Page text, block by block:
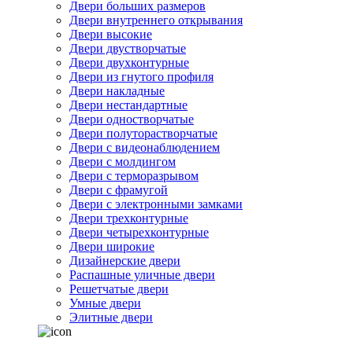
Двери больших размеров
Двери внутреннего открывания
Двери высокие
Двери двустворчатые
Двери двухконтурные
Двери из гнутого профиля
Двери накладные
Двери нестандартные
Двери одностворчатые
Двери полуторастворчатые
Двери с видеонаблюдением
Двери с молдингом
Двери с терморазрывом
Двери с фрамугой
Двери с электронными замками
Двери трехконтурные
Двери четырехконтурные
Двери широкие
Дизайнерские двери
Распашные уличные двери
Решетчатые двери
Умные двери
Элитные двери